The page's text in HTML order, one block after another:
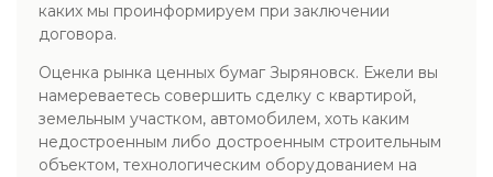
каких мы проинформируем при заключении
договора.
Оценка рынка ценных бумаг Зыряновск. Ежели вы
намереваетесь совершить сделку с квартирой,
земельным участком, автомобилем, хоть каким
недостроенным либо достроенным строительным
объектом, технологическим оборудованием на